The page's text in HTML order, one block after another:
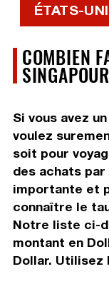
ÉTATS-
COMBIEN
Si vous avez
voulez
soit pour
des achats
importante et
connaître le
Notre liste ci-
montant en
Dollar. Utilisez